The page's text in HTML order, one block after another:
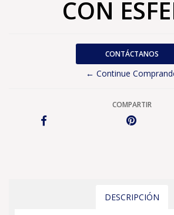
CON
CONTÁCTANOS
← Continue
COMPARTIR
DESCRIPCIÓN